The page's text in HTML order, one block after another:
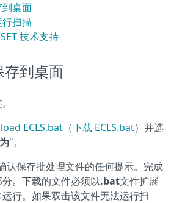
桌面
扫描
技术支持
存到桌面
ECLS.bat（下载 ECLS.bat）并选
"。
认保存批处理文件的任何提示。完成
。下载的文件必须以.bat文件扩展
行。如果双击该文件无法运行扫